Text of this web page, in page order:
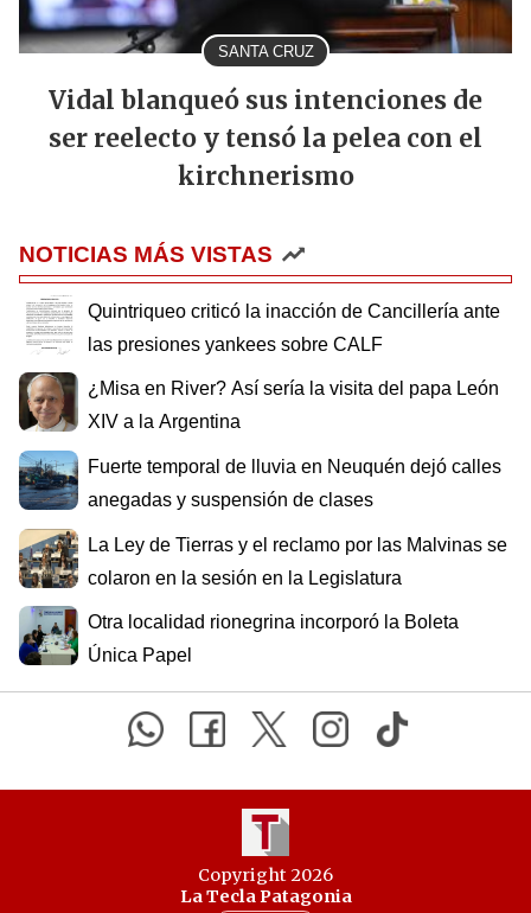
SANTA CRUZ
Vidal blanqueó sus intenciones de
ser reelecto y tensó la pelea con el
kirchnerismo
NOTICIAS MÁS VISTAS
Quintriqueo criticó la inacción de Cancillería ante
las presiones yankees sobre CALF
¿Misa en River? Así sería la visita del papa León
XIV a la Argentina
Fuerte temporal de lluvia en Neuquén dejó calles
anegadas y suspensión de clases
La Ley de Tierras y el reclamo por las Malvinas se
colaron en la sesión en la Legislatura
Otra localidad rionegrina incorporó la Boleta
Única Papel
Copyright 2026
La Tecla Patagonia